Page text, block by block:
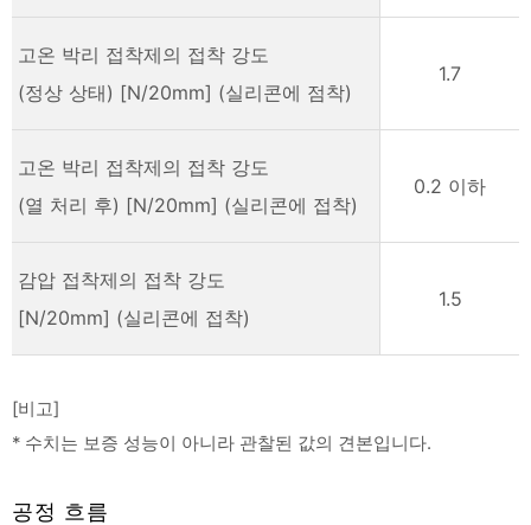
고온 박리 접착제의 접착 강도
(정상 상태) [N/20mm] (실리콘에 점착)
1.7
고온 박리 접착제의 접착 강도
(열 처리 후) [N/20mm] (실리콘에 접착)
0.2 이하
감압 접착제의 접착 강도
[N/20mm] (실리콘에 접착)
1.5
[비고]
* 수치는 보증 성능이 아니라 관찰된 값의 견본입니다.
공정 흐름